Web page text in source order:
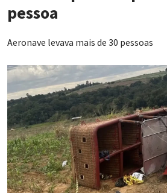
pessoa
Aeronave levava mais de 30 pessoas